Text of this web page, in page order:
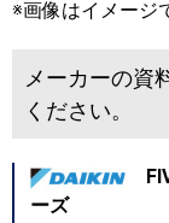
※画像はイメージ
メーカーの資
ください。
ーズ